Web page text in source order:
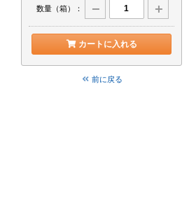
数量（箱）：
カートに入れる
前に戻る